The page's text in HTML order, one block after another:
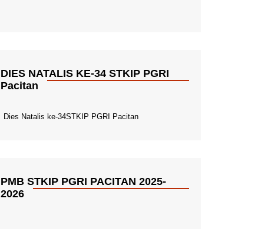
DIES NATALIS KE-34 STKIP PGRI
Pacitan
Dies Natalis ke-34STKIP PGRI Pacitan
PMB STKIP PGRI PACITAN 2025-
2026